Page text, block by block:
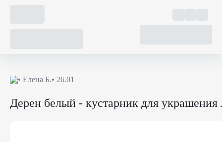
• Елена Б.• 26.01
Дерен белый - кустарник для украшения